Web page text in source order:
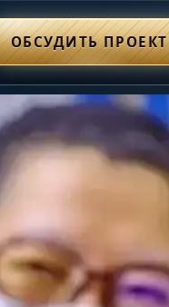
ОБСУДИТЬ ПРОЕКТ